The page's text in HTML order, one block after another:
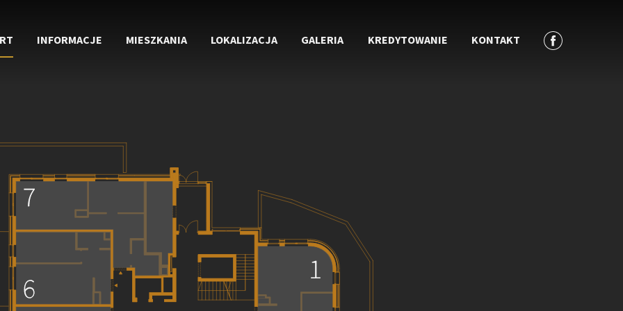
INFORMACJE MIESZKANIA LOKALIZACJA GALERIA KREDYTOWANIE KONTAKT